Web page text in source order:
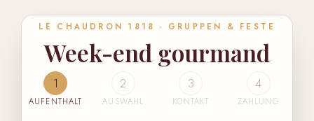
LE CHAUDRON 1818 · GRUPPEN & FESTE
Week-end gourmand
1
AUFENTHALT
2
AUSWAHL
3
KONTAKT
4
ZAHLUNG